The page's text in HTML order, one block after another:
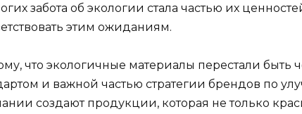
забота об экологии стала частью их
этим ожиданиям.
что экологичные материалы перестали быть
и важной частью стратегии брендов по
создают продукции, которая не только